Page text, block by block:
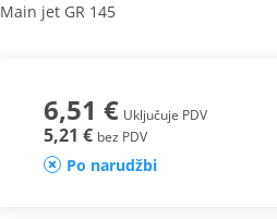
Main jet GR 145
6,51 € Uključuje PDV
5,21 € bez PDV
Po narudžbi